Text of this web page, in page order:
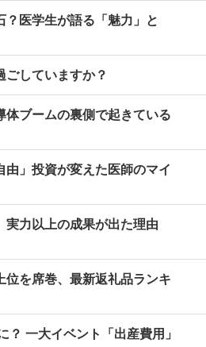
？医学生が語る「魅力」と
ごしていますか？
体ブームの裏側で起きている
由」投資が変えた医師のマイ
実力以上の成果が出た理由
位を席巻、最新返礼品ランキ
？ 一大イベント「出産費用」